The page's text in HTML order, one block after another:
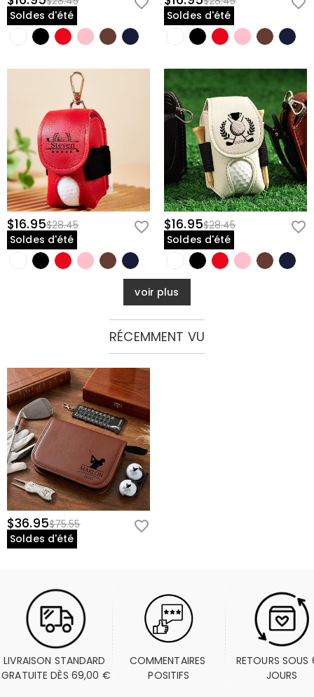
Soldes d'été
Soldes d'été
$16.95$28.45
Soldes d'été
$16.95$28.45
Soldes d'été
voir plus
RÉCEMMENT VU
$36.95$75.55
Soldes d'été
LIVRAISON STANDARD
GRATUITE DÈS 69,00 €
COMMENTAIRES
POSITIFS
RETOURS SOUS
JOURS